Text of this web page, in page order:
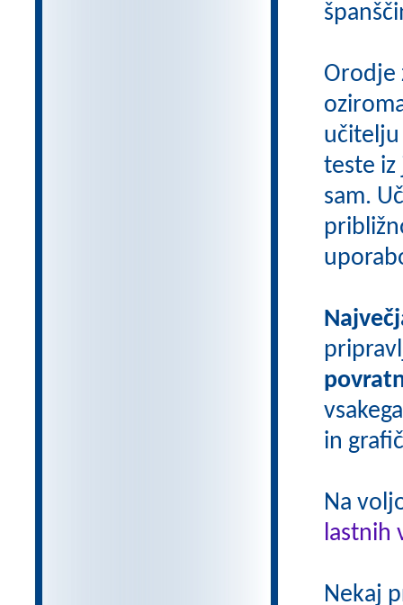
Orodje
učitelju
teste iz
sam.
in
Na
lastnih
Nekaj